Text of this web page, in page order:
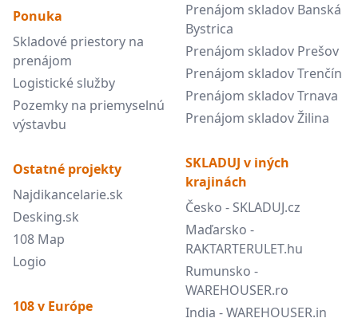
Ponuka
Skladové priestory na
prenájom
Logistické služby
Pozemky na priemyselnú
výstavbu
Ostatné projekty
Najdikancelarie.sk
Desking.sk
108 Map
Logio
108 v Európe
Prenájom skladov Banská
Bystrica
Prenájom skladov Prešov
Prenájom skladov Trenčín
Prenájom skladov Trnava
Prenájom skladov Žilina
SKLADUJ v iných
krajinách
Česko - SKLADUJ.cz
Maďarsko -
RAKTARTERULET.hu
Rumunsko -
WAREHOUSER.ro
India - WAREHOUSER.in